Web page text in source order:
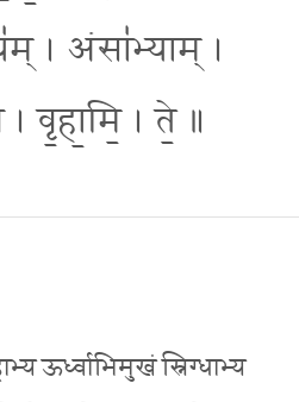
। अंसा॑भ्याम् ।
। वृ॒हा॒मि॒ । ते॒ ॥
ऊर्ध्वाभिमुखं स्निग्धाभ्य